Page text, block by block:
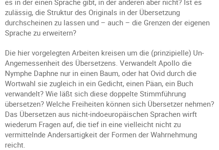
es in der einen Sprache gibt, in der anderen aber nicht? Ist es
zulässig, die Struktur des Originals in der Übersetzung
durchscheinen zu lassen und – auch – die Grenzen der eigenen
Sprache zu erweitern?
Die hier vorgelegten Arbeiten kreisen um die (prinzipielle) Un-
Angemessenheit des Übersetzens. Verwandelt Apollo die
Nymphe Daphne nur in einen Baum, oder hat Ovid durch die
Wortwahl sie zugleich in ein Gedicht, einen Päan, ein Buch
verwandelt? Wie läßt sich diese doppelte Stimmführung
übersetzen? Welche Freiheiten können sich Übersetzer nehmen?
Das Übersetzen aus nicht-indo­europäischen Sprachen wirft
wiederum Fragen auf, die tief in eine vielleicht nicht zu
vermittelnde Andersartigkeit der Formen der Wahrnehmung
reicht.